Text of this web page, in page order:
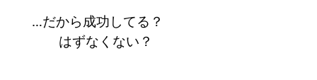
…だから成功してる？
はずなくない？